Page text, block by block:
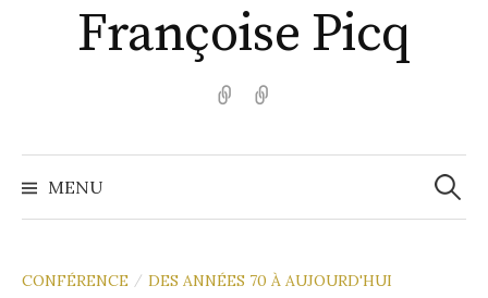
Françoise Picq
English
MENU
CONFÉRENCE / DES ANNÉES 70 À AUJOURD'HUI